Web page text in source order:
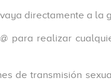
directamente a
para realizar
de transmisión